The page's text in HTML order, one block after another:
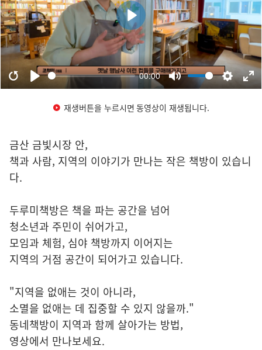
재생버튼을 누르시면 동영상이 재생됩니다.
금산 금빛시장 안,
책과 사람, 지역의 이야기가 만나는 작은 책방이 있습니
다.
두루미책방은 책을 파는 공간을 넘어
청소년과 주민이 쉬어가고,
모임과 체험, 심야 책방까지 이어지는
지역의 거점 공간이 되어가고 있습니다.
"지역을 없애는 것이 아니라,
소멸을 없애는 데 집중할 수 있지 않을까."
동네책방이 지역과 함께 살아가는 방법,
영상에서 만나보세요.